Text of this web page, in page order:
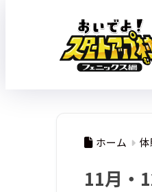
ホーム
11月・